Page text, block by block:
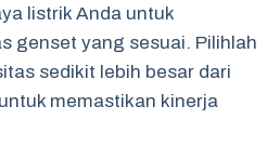
listrik Anda untuk
genset yang sesuai. Pilihlah
sedikit lebih besar dari
memastikan kinerja